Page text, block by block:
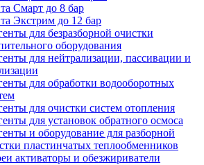
Смарт до 8 бар
Экстрим до 12 бар
для безразборной очистки
оборудования
для нейтрализации, пассивации и
для обработки водооборотных
для очистки систем отопления
для установок обратного осмоса
и оборудование для разборной
пластинчатых теплообменников
активаторы и обезжириватели